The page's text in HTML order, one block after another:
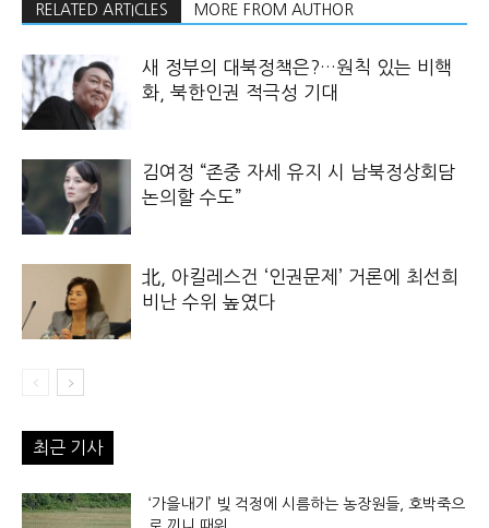
RELATED ARTICLES MORE FROM AUTHOR
새 정부의 대북정책은?…원칙 있는 비핵
화, 북한인권 적극성 기대
김여정 “존중 자세 유지 시 남북정상회담
논의할 수도”
北, 아킬레스건 ‘인권문제’ 거론에 최선희
비난 수위 높였다
최근 기사
‘가을내기’ 빚 걱정에 시름하는 농장원들, 호박죽으